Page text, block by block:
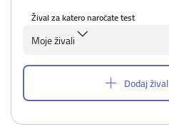
Žival za katero naročate test
Moje živali
Dodaj žival